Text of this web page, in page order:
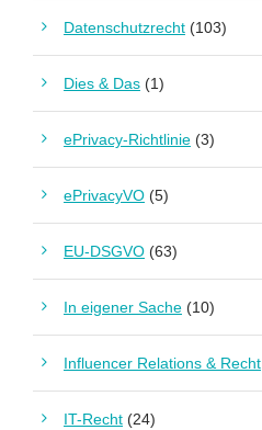
Datenschutzrecht (103)
Dies & Das (1)
ePrivacy-Richtlinie (3)
ePrivacyVO (5)
EU-DSGVO (63)
In eigener Sache (10)
Influencer Relations & Recht
IT-Recht (24)